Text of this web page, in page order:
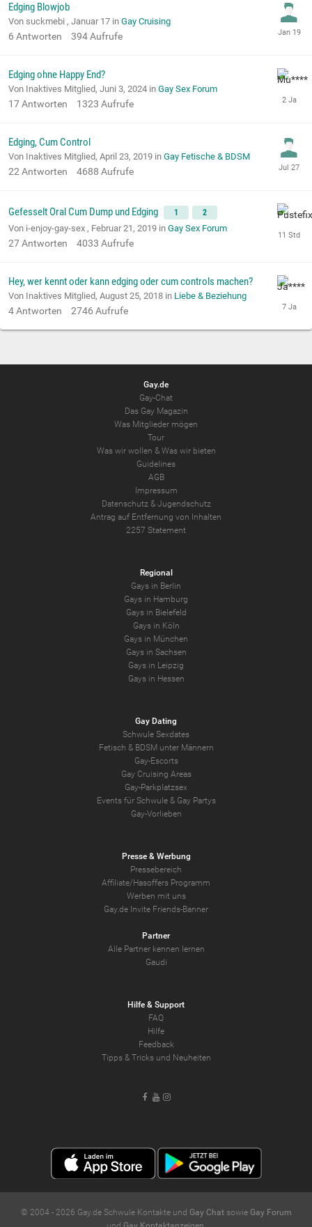
Edging Blowjob
Von suckmebi , Januar 17 in Gay Cruising
6 Antworten 394Aufrufe
Edging ohne Happy End?
Von Inaktives Mitglied, Juni 3, 2024 in Gay Sex Forum
17Antworten 1323 Aufrufe
Edging, Cum Control
Von Inaktives Mitglied, April 23, 2019 in Gay Fetische & BDSM
22Antworten 4688 Aufrufe
Gefesselt Oral Cum Dump und Edging 1 2
Von i-enjoy-gay-sex , Februar 21, 2019 in Gay Sex Forum
27Antworten 4033 Aufrufe
Hey, wer kennt oder kann edging oder cum controls machen?
Von Inaktives Mitglied, August 25, 2018 in Liebe & Beziehung
4Antworten 2746 Aufrufe
Gay.de
Gay-Chat
Das Gay Magazin
Was Mitglieder mögen
Tour
Was wir wollen & Was wir bieten
Guidelines
AGB
Impressum
Datenschutz& Jugendschutz
Antrag auf Entfernung von Inhalten
2257 Statement
Regional
Gays in Berlin
Gays in Hamburg
Gays in Bielefeld
Gays in Köln
Gays in München
Gays in Sachsen
Gays in Leipzig
Gays in Hessen
Gay Dating
Schwule Sexdates
Fetisch & BDSM unter Männern
Gay-Escorts
Gay Cruising Areas
Gay-Parkplatzsex
Events für Schwule & Gay Partys
Gay-Vorlieben
Presse & Werbung
Pressebereich
Affiliate/Hasoffers Programm
Werben mit uns
Gay.de Invite Friends-Banner
Partner
Alle Partner kennen lernen
Gaudi
Hilfe & Support
FAQ
Hilfe
Feedback
Tipps & Tricks und Neuheiten
Facebook
YoutubeInstagram
© 2004 - 2026 Gay.de Schwule Kontakte und Gay Chatsowie Gay Forum